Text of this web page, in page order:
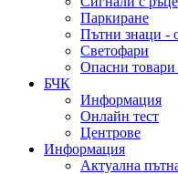
Паркиране
Пътни знаци -
Светофари
Опасни товари
БЧК
Информация
Онлайн тест
Центрове
Информация
Актуална